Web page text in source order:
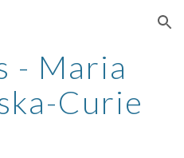
Skip to navigation
- Maria
Curie